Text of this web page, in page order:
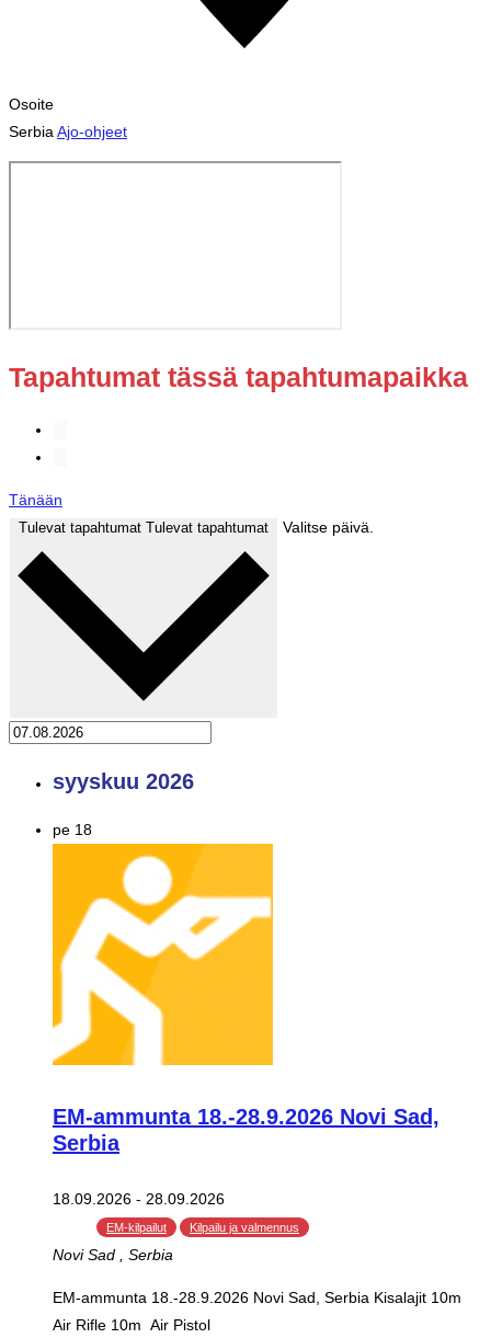
Osoite
Serbia Ajo-ohjeet
Tapahtumat tässä tapahtumapaikka
Tänään
Tulevat tapahtumat Tulevat tapahtumat Valitse päivä.
syyskuu 2026
pe 18
EM-ammunta 18.-28.9.2026 Novi Sad,
Serbia
18.09.2026 - 28.09.2026
EM-kilpailut Kilpailu ja valmennus
Novi Sad , Serbia
EM-ammunta 18.-28.9.2026 Novi Sad, Serbia Kisalajit 10m
Air Rifle 10m Air Pistol